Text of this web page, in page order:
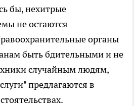
бы, нехитрые
не остаются
органы
быть бдительными и не
случайным людям,
предлагаются в